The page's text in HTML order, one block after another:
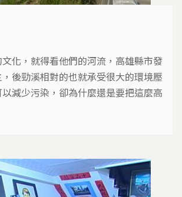
化，就得看他們的河流，高雄縣市發
後勁溪相對的也就承受很大的環境壓
減少污染，卻為什麼還是要把這麼高
質，排放到河流裡，這些原本在原料
學物質，進入廢水後就可以置之不理
是得擔心河裡有毒的危機，繼續存在